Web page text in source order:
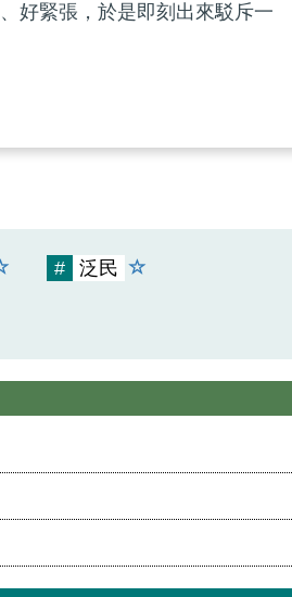
好緊張，於是即刻出來駁斥一
# 泛民